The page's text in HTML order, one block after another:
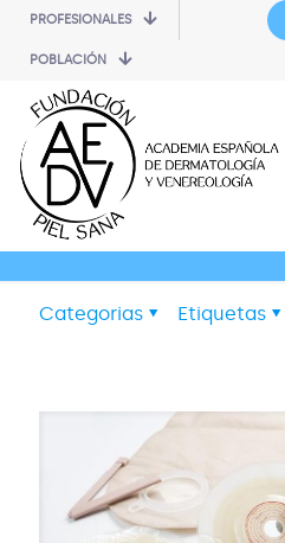
PROFESIONALES
POBLACIÓN
Categorias Etiquetas